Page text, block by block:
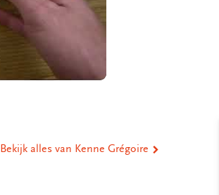
Bekijk alles van Kenne Grégoire